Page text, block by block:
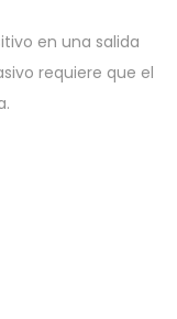
en una salida
requiere que el